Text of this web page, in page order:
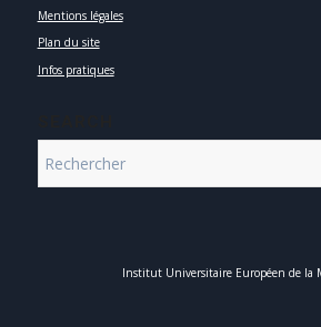
Mentions légales
Plan du site
Infos pratiques
Institut Universitaire Européen de la